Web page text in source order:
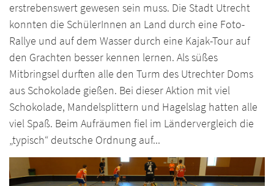
erstrebenswert gewesen sein muss. Die Stadt Utrecht
konnten die SchülerInnen an Land durch eine Foto-
Rallye und auf dem Wasser durch eine Kajak-Tour auf
den Grachten besser kennen lernen. Als süßes
Mitbringsel durften alle den Turm des Utrechter Doms
aus Schokolade gießen. Bei dieser Aktion mit viel
Schokolade, Mandelsplittern und Hagelslag hatten alle
viel Spaß. Beim Aufräumen fiel im Ländervergleich die
„typisch“ deutsche Ordnung auf...